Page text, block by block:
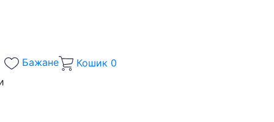
Бажане Кошик 0